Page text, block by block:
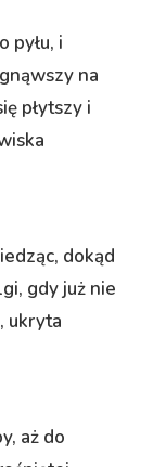
pyłu, i
na
płytszy i
dokąd
gdy już nie
ukryta
aż do